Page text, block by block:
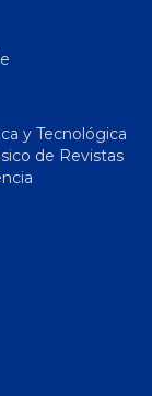
y Tecnológica
de Revistas